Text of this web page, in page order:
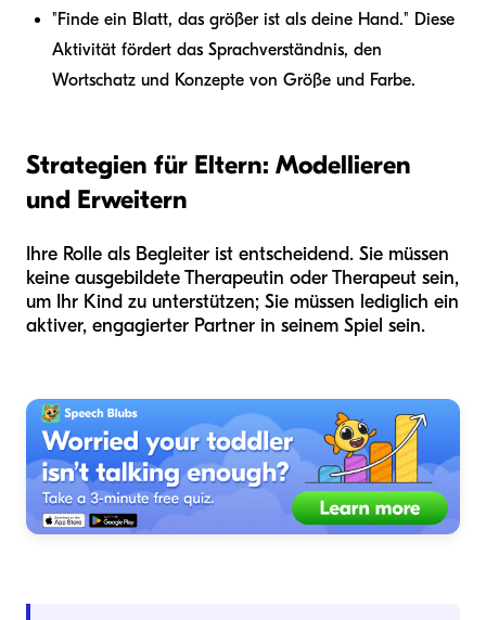
"Finde ein Blatt, das größer ist als deine Hand." Diese
Aktivität fördert das Sprachverständnis, den
Wortschatz und Konzepte von Größe und Farbe.
Strategien für Eltern: Modellieren
und Erweitern
Ihre Rolle als Begleiter ist entscheidend. Sie müssen
keine ausgebildete Therapeutin oder Therapeut sein,
um Ihr Kind zu unterstützen; Sie müssen lediglich ein
aktiver, engagierter Partner in seinem Spiel sein.